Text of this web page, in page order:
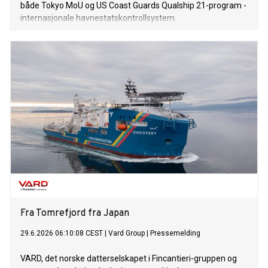
både Tokyo MoU og US Coast Guards Qualship 21-program -
internasjonale havnestatskontrollsystem.
Fra Tomrefjord fra Japan
29.6.2026 06:10:08 CEST Vard Group Pressemelding
VARD, det norske datterselskapet i Fincantieri-gruppen og